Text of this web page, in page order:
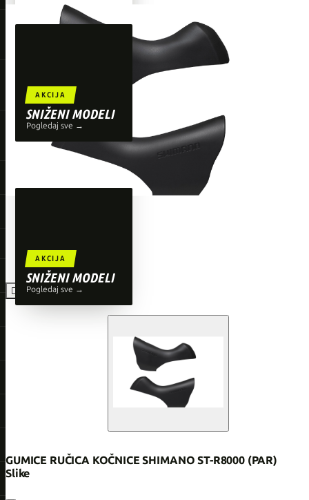
AKCIJA
SNIŽENI MODELI
Pogledaj sve →
TOP BRENDOVI
Liv
Shimano
Wahoo
AKCIJA
SNIŽENI MODELI
Pogledaj sve →

GUMICE RUČICA KOČNICE SHIMANO ST-R8000 (PAR)
Slike